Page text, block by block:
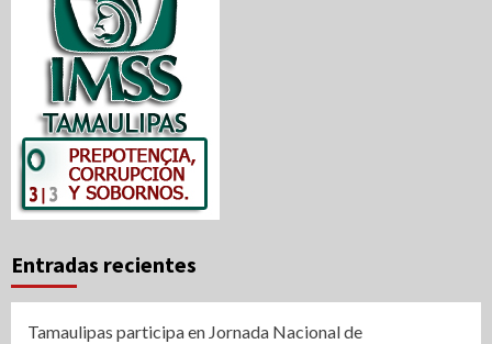
Entradas recientes
Tamaulipas participa en Jornada Nacional de